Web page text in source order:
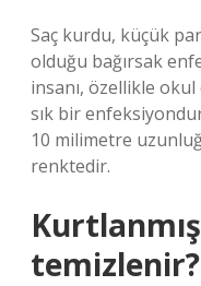
Saç kurdu, küçük
olduğu bağırsak
insanı, özellikle okul
sık bir
10 milimetre
renktedir.
temizlenir?